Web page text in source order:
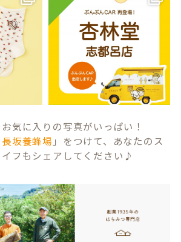
気に入りの写真がいっぱい！
長坂養蜂場 」をつけて、あなたのス
フもシェアしてください♪